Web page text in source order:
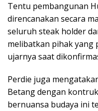
Tentu pembangunan
direncanakan secara
seluruh steak holder
melibatkan pihak yang
ujarnya saat
Perdie juga
Betang dengan
bernuansa budaya ini